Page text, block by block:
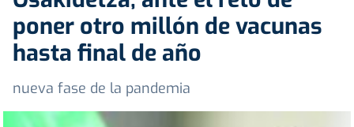
poner otro millón de vacunas
hasta final de año
nueva fase de la pandemia